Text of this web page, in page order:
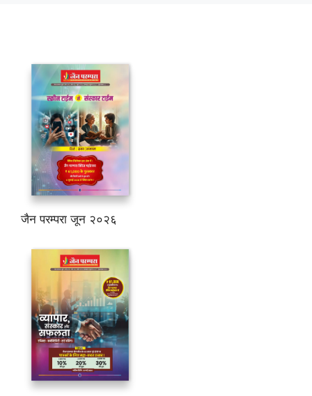
जैन परम्परा जून २०२६